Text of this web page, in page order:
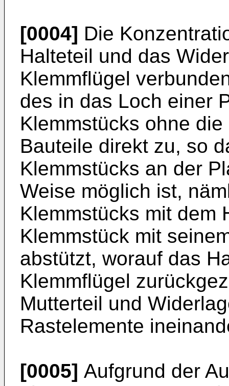
[0004] Die
Halteteil und das
Klemmflügel
des in das Loch einer
Klemmstücks ohne
Bauteile direkt zu, so
Klemmstücks an der
Weise möglich ist,
Klemmstücks mit dem
Klemmstück mit
abstützt, worauf das
Klemmflügel
Mutterteil und
Rastelemente
[0005] Aufgrund der